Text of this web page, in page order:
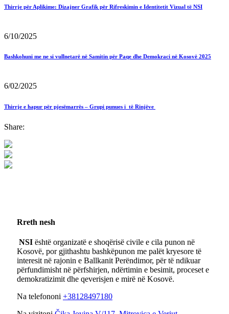
Thirrje për Aplikime: Dizajner Grafik për Rifreskimin e Identitetit Vizual të NSI
6/10/2025
Bashkohuni me ne si vullnetarë në Samitin për Paqe dhe Demokraci në Kosovë 2025
6/02/2025
Thirrje e hapur për pjesëmarrës – Grupi punues i të Rinjëve
Share:
Rreth nesh
NSI është organizatë e shoqërisë civile e cila punon në
Kosovë, por gjithashtu bashkëpunon me palët kryesore të
interesit në rajonin e Ballkanit Perëndimor, për të ndikuar
përfundimisht në përfshirjen, ndërtimin e besimit, proceset e
demokratizimit dhe qeverisjen e mirë në Kosovë.
Na telefononi +38128497180